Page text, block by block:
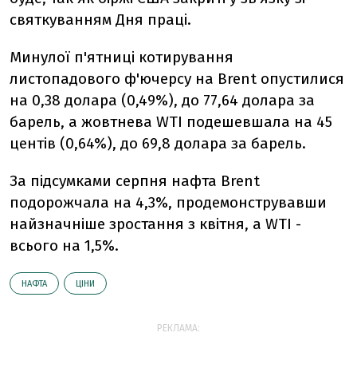
святкуванням Дня праці.
Минулої п'ятниці котирування
листопадового ф'ючерсу на Brent опустилися
на 0,38 долара (0,49%), до 77,64 долара за
барель, а жовтнева WTI подешевшала на 45
центів (0,64%), до 69,8 долара за барель.
За підсумками серпня нафта Brent
подорожчала на 4,3%, продемонструвавши
найзначніше зростання з квітня, а WTI -
всього на 1,5%.
НАФТА ЦІНИ
РЕКЛАМА: